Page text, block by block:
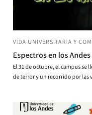
VIDA UNIVERSITARIA Y
Espectros en los Andes
El 31 de octubre, el campus
de terror y un recorrido por las